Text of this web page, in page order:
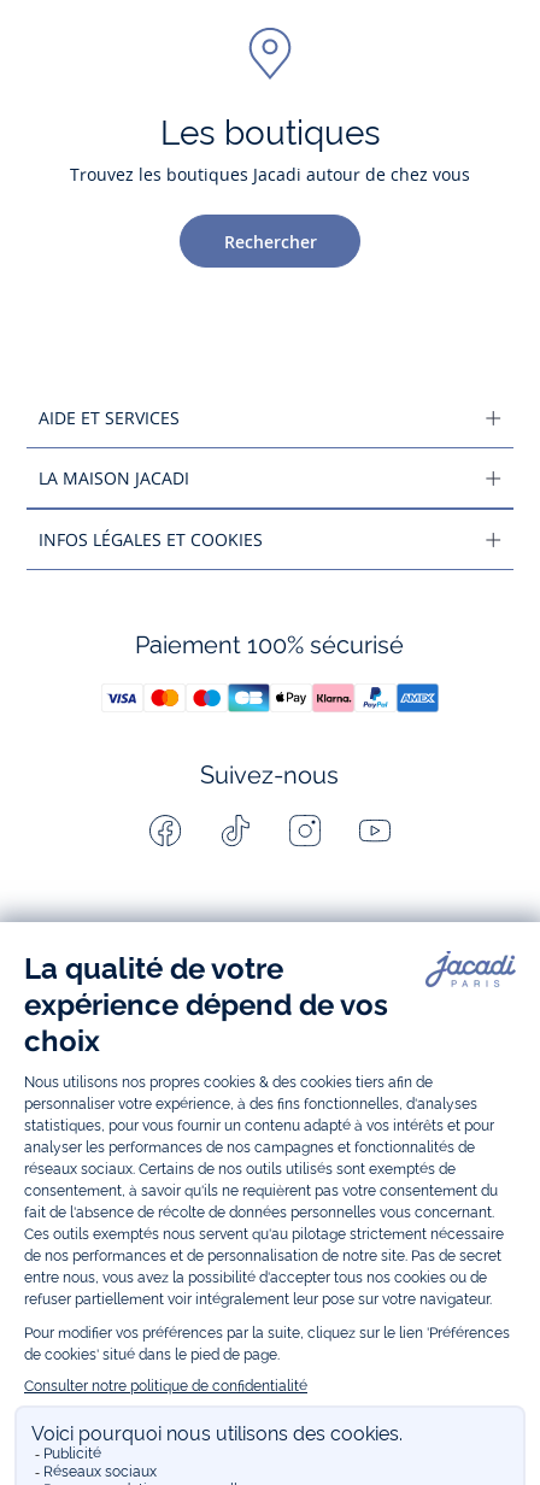
Les boutiques
Trouvez les boutiques Jacadi autour de chez vous
Rechercher
AIDE ET SERVICES
LA MAISON JACADI
INFOS LÉGALES ET COOKIES
Paiement 100% sécurisé
Suivez-nous
Facebook
Paris
Tiktok
Paris
Instagram
Paris
Youtube
Paris
vêtements etchaussures
, à la fois élégants et intemporels. Retrouvez,
entre autres, nos collections de body, blouse et combinaison pour les
nouveaux-nés
, de t-shirt, pull et short pour les
et de pantalons,
chaussettes et accessoires pour les enfantsde 1 mois à 12 ans.
Découvrez nos collections mode et tendance pour filles et garçons.
Grâce àJacadi Seconde Vie
trouvez des idéescadeaux de Noël. Un heureux événement est arrivé ?
Retrouvez nos idéescadeaux de naissance, ainsi que lemobilier
Bénéficiez également de prix réduits avec nos collections spéciales de
vêtements enfants en soldeset de notrecollection Outlettoute l’année.
Guettez lespromotions Prix Doux, une opération spéciale Jacadi avec
des vêtements enfant à prix tout ronds. Adhérez au programme de
Fidélité Jacadi afin de profiter desventes privées. Retrouvez la collection
Les Essentielset ses vêtements emblématiques aux couleurs de la
marque, la collectionReflexaux vêtements originaux et ludiques avec
des détails réfléchissants, la collectionSport Chicaussi innovante
qu'élégante, ainsi que les Petits tricotspour compléter le vestiaire de
bébé. Pour passer l’automne et l’hiver au chaud, Jacadi vous propose une
lesJolis Jours, c’est l’occasion de retrouver la nouvelle collection Jacadi
bébé et enfant à prix doux. Un mariage, un baptême, une communion de
prévue ? Trouvez unetenue de cérémonie
les sacsTohana, confectionnés en partenariat avec l'Association
situation de grande précarité d’apprendre le métier de couturière.
Découvrez aussi
transmettre. Pour bien s'équiper pour la